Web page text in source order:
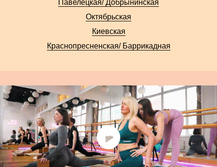
Павелецкая/ Добрынинская
Октябрьская
Киевская
Краснопресненская/ Баррикадная